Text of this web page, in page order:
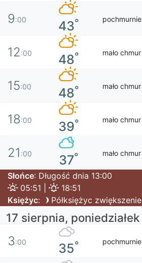
9:00 43° pochmurnie
12:00 48° mało chmur
15:00 48° mało chmur
18:00 39° mało chmur
21 :00 37° mało chmur
Słońce: Długość dnia 13:00
05:51 |
18:51
Księżyc: Półksiężyc zwiększenie
17 sierpnia, poniedziałek
3:00 35° pochmurnie